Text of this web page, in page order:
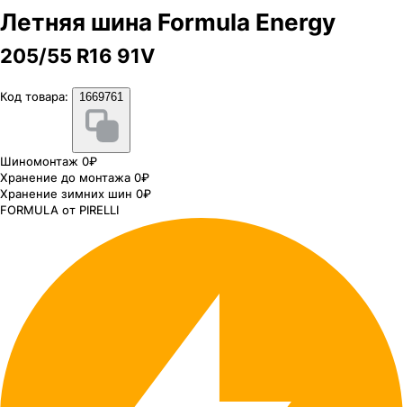
Летняя шина Formula Energy
205/55 R16 91V
Код товара: 1669761
Шиномонтаж 0₽
Хранение до монтажа 0₽
Хранение зимних шин 0₽
FORMULA от PIRELLI